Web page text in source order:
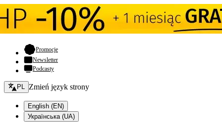
Promocje- otwiera się w nowej karcie
Newsletter
Podcasty
Zmień język - bieżący:
PL Zmień język strony
English (EN)
Українська (UA)